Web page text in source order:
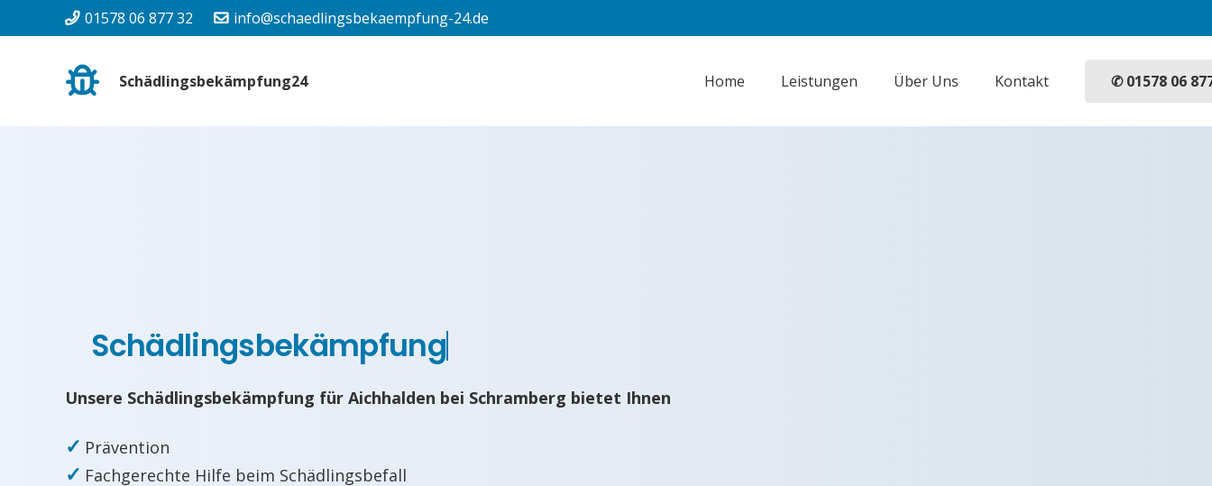
01578 06 877 32 info@schaedlingsbekaempfung-24.de
Schädlingsbekämpfung24 Home Leistungen Über Uns Kontakt ✆ 01578 06
Schädlingsbekämpfung
Unsere Schädlingsbekämpfung für Aichhalden bei Schramberg bietet Ihnen
✓ Prävention
✓ Fachgerechte Hilfe beim Schädlingsbefall